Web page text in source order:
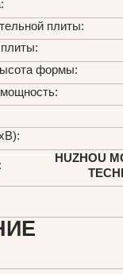
плиты:
формы:
HUZHOU